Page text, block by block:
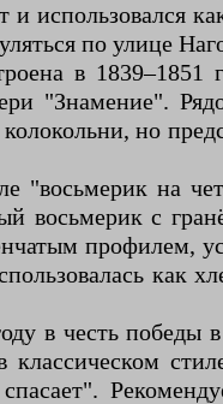
использовался
по улице
в 1839–1851
"Знамение".
но
"восьмерик на
восьмерик с
профилем,
как
в честь победы